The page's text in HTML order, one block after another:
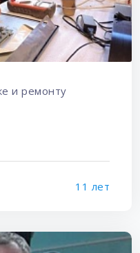
и ремонту
11 лет